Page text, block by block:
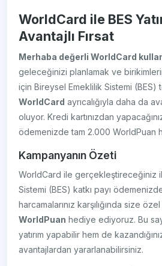
WorldCard ile BES
Avantajlı Fırsat
Merhaba değerli WorldCard
geleceğinizi planlamak ve
için Bireysel Emeklilik Sistemi (BES)
WorldCard ayrıcalığıyla daha da
oluyor. Kredi kartınızdan
ödemenizde tam 2.000 WorldPuan
Kampanyanın Özeti
WorldCard ile gerçekleştireceğiniz
Sistemi (BES) katkı payı
harcamalarınız karşılığında size
WorldPuan hediye ediyoruz. Bu
yatırım yapabilir hem de
avantajlardan yararlanabilirsiniz.